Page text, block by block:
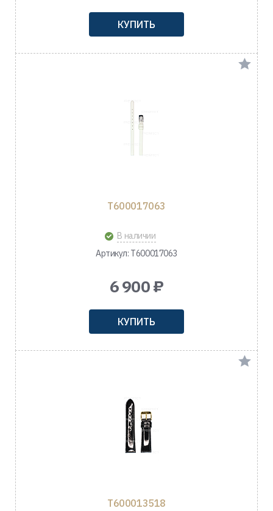
КУПИТЬ
T600017063
В наличии
Артикул: T600017063
6 900 ₽
КУПИТЬ
T600013518